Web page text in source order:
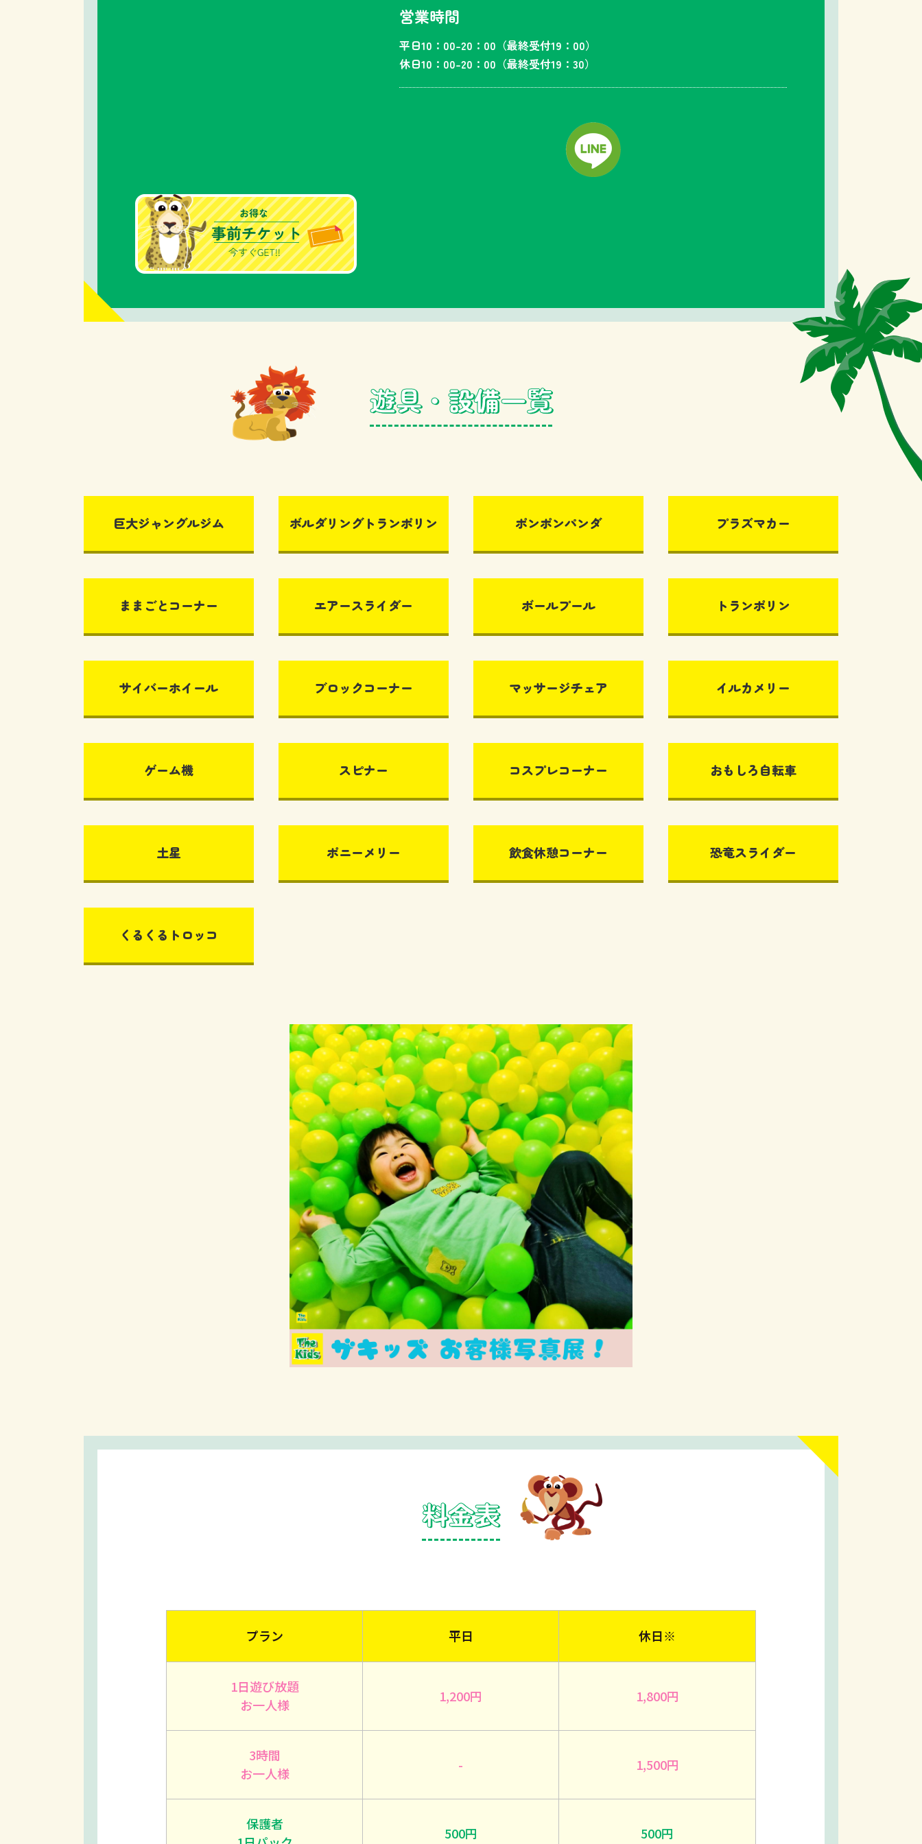
営業時間
平日10：00-20：00（最終受付19：00）
休日10：00-20：00（最終受付19：30）
巨大ジャングルジム ボルダリングトランポリン ポンポンパンダ プラズマカー
ままごとコーナー エアースライダー ボールプール トランポリン
サイバーホイール ブロックコーナー マッサージチェア イルカメリー
ゲーム機 スピナー コスプレコーナー おもしろ自転車
土星 ポニーメリー 飲食休憩コーナー 恐竜スライダー
くるくるトロッコ
プラン 平日 休日※
1日遊び放題
お一人様
1,200円 1,800円
3時間
お一人様
- 1,500円
保護者
500円 500円